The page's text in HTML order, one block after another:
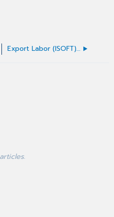
Export Labor (ISOFT) ausfüllen